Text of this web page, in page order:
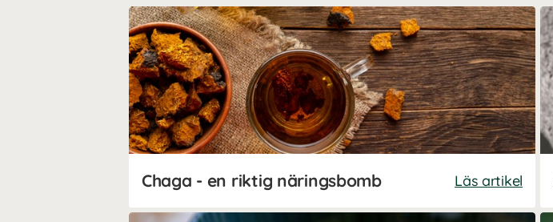
Chaga - en riktig näringsbomb Läs artikel